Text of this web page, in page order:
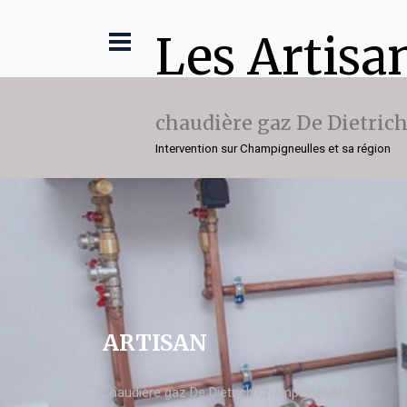
Les
chaudière gaz De Dietrich
Intervention sur Champigneulles et sa région
ARTISAN
chaudière gaz De Dietrich Champigneulles